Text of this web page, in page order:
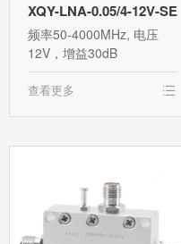
XQY-LNA-0.05/4-12V-SE
频率50-4000MHz, 电压
12V，增益30dB
查看更多